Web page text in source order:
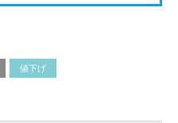
値下げ